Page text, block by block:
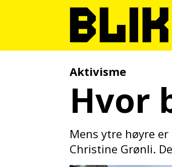
Aktivisme
Hvor
Mens ytre høyre
Christine Grønli.